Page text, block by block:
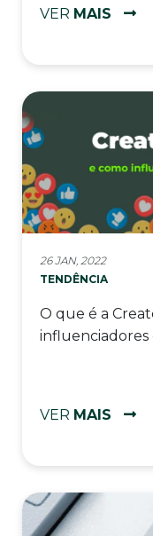
VER MAIS
26 JAN, 2022
TENDÊNCIA
O que é a
VER MAIS